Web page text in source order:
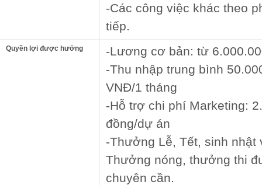
-Các công việc khác theo
tiếp.
Quyền lợi được hưởng
-Lương cơ bản: từ
-Thu nhập trung bình
VNĐ/1 tháng
-Hỗ trợ chi phí Marketing:
đồng/dự án
-Thưởng Lễ, Tết, sinh nhật
Thưởng nóng, thưởng thi
chuyên cần.